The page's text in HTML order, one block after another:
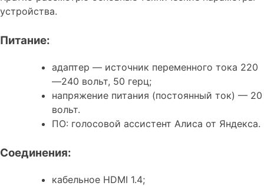
устройства.
Питание:
адаптер — источник переменного тока 220
—240 вольт, 50 герц;
напряжение питания (постоянный ток) — 20
вольт.
ПО: голосовой ассистент Алиса от Яндекса.
Соединения:
кабельное HDMI 1.4;